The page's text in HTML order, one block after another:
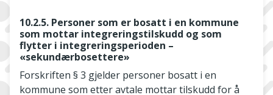
10.2.5. Personer som er bosatt i en kommune
som mottar integreringstilskudd og som
flytter i integreringsperioden –
«sekundærbosettere»
Forskriften § 3 gjelder personer bosatt i en
kommune som etter avtale mottar tilskudd for å